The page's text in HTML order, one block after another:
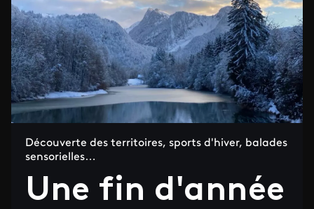
Découverte des territoires, sports d'hiver, balades
sensorielles…
Une fin d'année